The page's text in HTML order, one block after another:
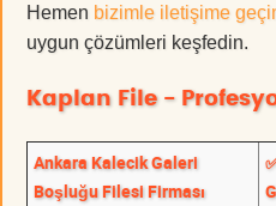
Hemen bizimle iletişime
uygun çözümleri keşfedin.
Kaplan File -
Ankara Kalecik Galeri
Boşluğu Filesi Firması